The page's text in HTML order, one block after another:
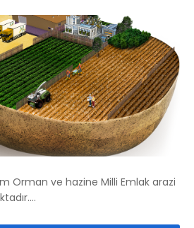
Orman ve hazine Milli Emlak arazi